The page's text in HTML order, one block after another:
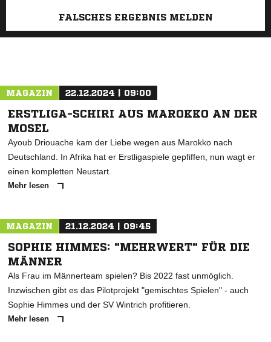
FALSCHES ERGEBNIS MELDEN
MAGAZIN 22.12.2024 | 09:00
ERSTLIGA-SCHIRI AUS MAROKKO AN DER
MOSEL
Ayoub Driouache kam der Liebe wegen aus Marokko nach
Deutschland. In Afrika hat er Erstligaspiele gepfiffen, nun wagt er
einen kompletten Neustart.
Mehr lesen
MAGAZIN 21.12.2024 | 09:45
SOPHIE HIMMES: "MEHRWERT" FÜR DIE
MÄNNER
Als Frau im Männerteam spielen? Bis 2022 fast unmöglich.
Inzwischen gibt es das Pilotprojekt "gemischtes Spielen" - auch
Sophie Himmes und der SV Wintrich profitieren.
Mehr lesen